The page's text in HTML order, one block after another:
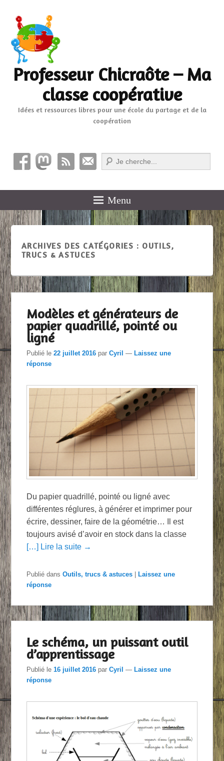
Professeur Chicraôte – Ma
classe coopérative
Idées et ressources libres pour une école du partage et de la
coopération
Recherche
Menu
ARCHIVES DES CATÉGORIES : OUTILS,
TRUCS & ASTUCES
Modèles et générateurs de
papier quadrillé, pointé ou
ligné
Publié le22 juillet 2016 parCyril — Laissez une
réponse
Du papier quadrillé, pointé ou ligné avec
différentes réglures, à générer et imprimer pour
écrire, dessiner, faire de la géométrie… Il est
toujours avisé d’avoir en stock dans la classe
[…] Lire la suite →
Publié dans Outils, trucs & astuces
Laissez une
réponse
Le schéma, un puissant outil
d’apprentissage
Publié le16 juillet 2016 parCyril — Laissez une
réponse